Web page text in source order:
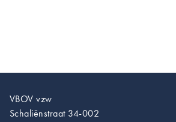
VBOV vzw
Schaliënstraat 34-002